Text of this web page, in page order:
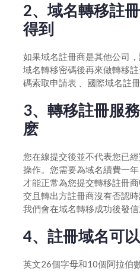
2、域名轉移註
得到
如果域名註冊商是其他公司
域名轉移密碼後再來做轉移
碼索取申請表 、國際域名註
3、轉移註冊服
麽
您在線提交後並不代表您已
操作。您需要為域名續費一
才能正常為您提交轉移註冊
交且轉出方註冊商沒有否認時
我們會在域名轉移成功後發信
4、註冊域名可
英文26個字母和10個阿拉伯